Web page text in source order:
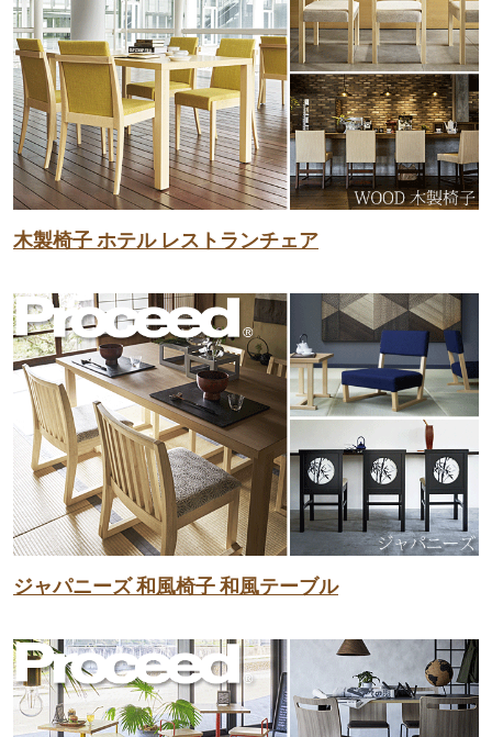
木製椅子 ホテル レストランチェア
ジャパニーズ 和風椅子 和風テーブル